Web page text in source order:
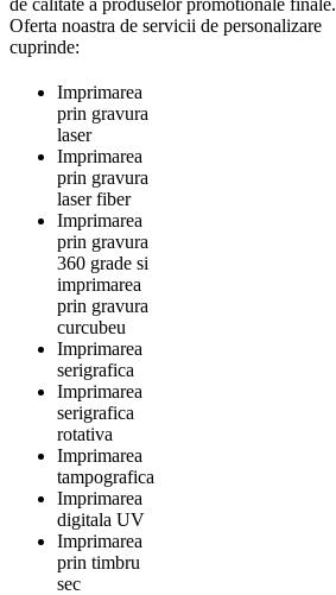
Oferta noastra de servicii de personalizare
cuprinde:
Imprimarea
prin gravura
laser
Imprimarea
prin gravura
laser fiber
Imprimarea
prin gravura
360 grade si
imprimarea
prin gravura
curcubeu
Imprimarea
serigrafica
Imprimarea
serigrafica
rotativa
Imprimarea
tampografica
Imprimarea
digitala UV
Imprimarea
prin timbru
sec